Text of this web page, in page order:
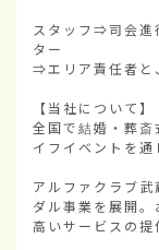
スタッフ⇒司会
ター
⇒エリア責任者と
【当社について】
全国で結婚・葬
イフイベントを通
アルファクラブ
ダル事業を展開
高いサービスの提